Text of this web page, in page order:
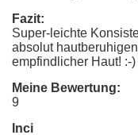
Fazit:
Super-leichte
absolut
empfindlicher Haut! :-)
Meine Bewertung:
9
Inci